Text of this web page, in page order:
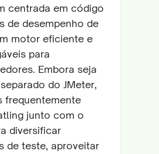
centrada em código
de desempenho de
motor eficiente e
para
Embora seja
do JMeter,
frequentemente
junto com o
diversificar
de teste, aproveitar